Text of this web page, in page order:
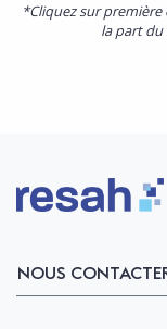
*Cliquez sur
la part du
Logo Resah
NOUS